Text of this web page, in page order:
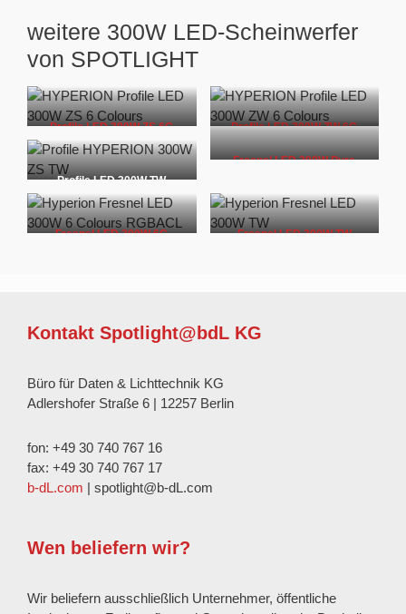
weitere 300W LED-Scheinwerfer
von SPOTLIGHT
Profile LED 300W ZS 6C Profile LED 300W ZW 6C
Profile LED 300W TW
Fresnel LED 300W Pure
Fresnel LED 300W 6C Fresnel LED 300W TW
Kontakt Spotlight@bdL KG
Büro für Daten & Lichttechnik KG
Adlershofer Straße 6 | 12257 Berlin
fon: +49 30 740 767 16
fax: +49 30 740 767 17
b-dL.com | spotlight@b-dL.com
Wen beliefern wir?
Wir beliefern ausschließlich Unternehmer, öffentliche